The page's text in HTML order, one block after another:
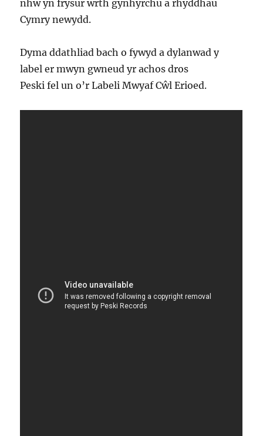
nhw yn frysur wrth gynhyrchu a rhyddhau
Cymry newydd.
Dyma ddathliad bach o fywyd a dylanwad y
label er mwyn gwneud yr achos dros
Peski fel un o’r Labeli Mwyaf Cŵl Erioed.